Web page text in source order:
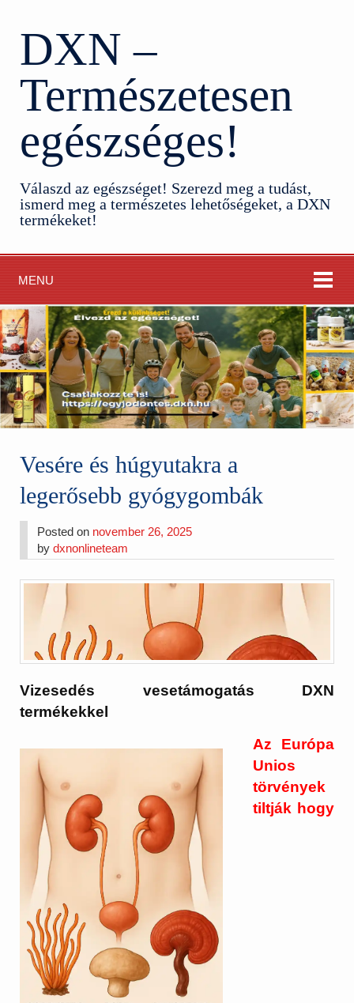
DXN –
Természetesen
egészséges!
Válaszd az egészséget! Szerezd meg a tudást,
ismerd meg a természetes lehetőségeket, a DXN
termékeket!
MENU
Vesére és húgyutakra a
legerősebb gyógygombák
Posted on november 26, 2025
bydxnonlineteam
Vizesedés vesetámogatás DXN
termékekkel
Az Európa
Unios
törvények
tiltják hogy